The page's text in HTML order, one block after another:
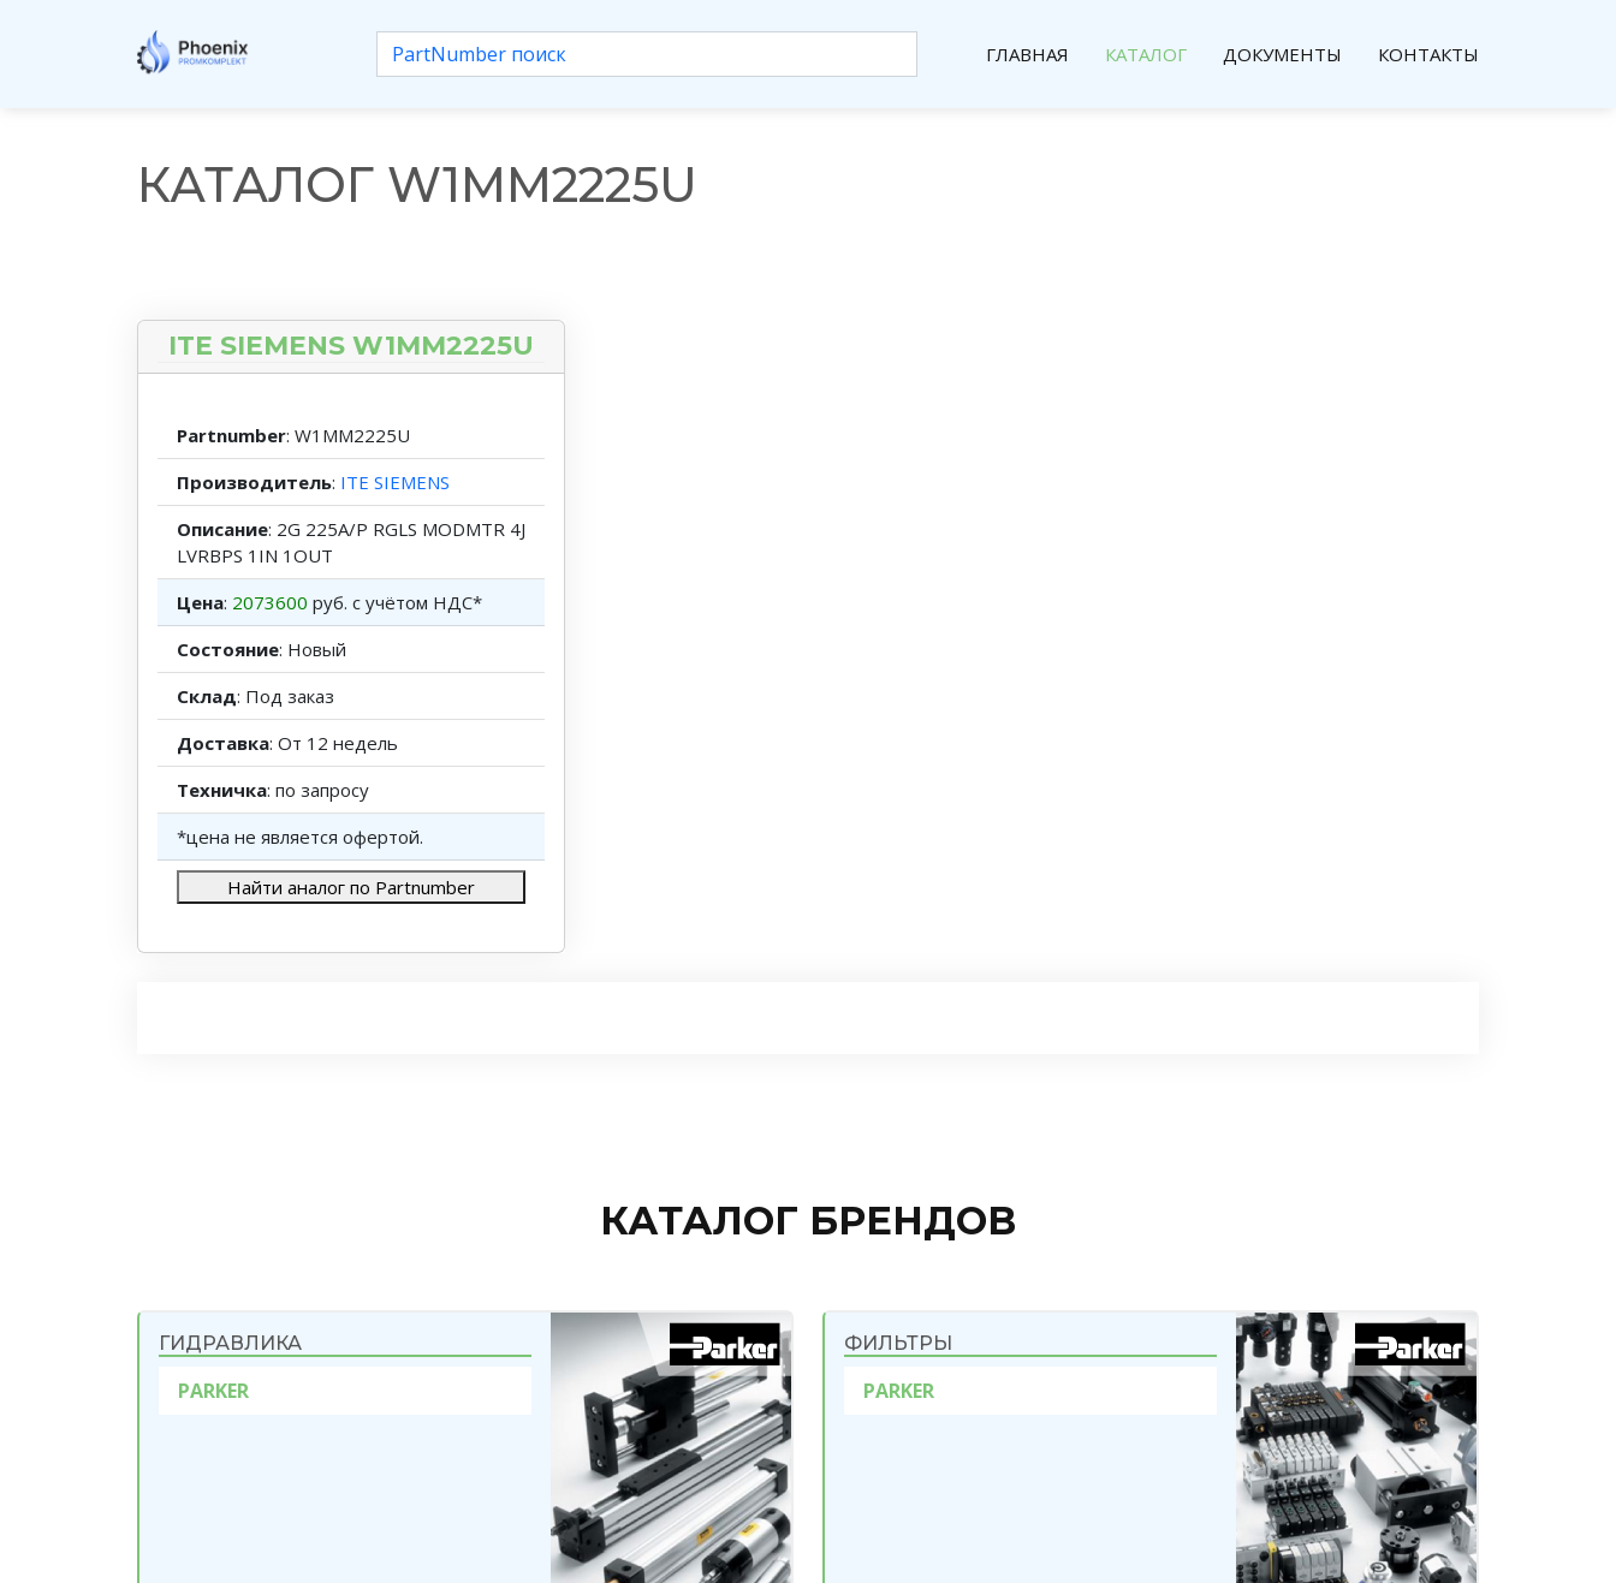
ГЛАВНАЯ КАТАЛОГ ДОКУМЕНТЫ КОНТАКТЫ
КАТАЛОГ W1MM2225U
ITE SIEMENS W1MM2225U
Partnumber: W1MM2225U
Производитель: ITE SIEMENS
Описание: 2G 225A/P RGLS MODMTR 4J
LVRBPS 1IN 1OUT
Цена: 2073600 руб. с учётом НДС*
Состояние: Новый
Склад: Под заказ
Доставка: От 12 недель
Техничка: по запросу
*цена не является офертой.
Найти аналог по Partnumber
КАТАЛОГ БРЕНДОВ
ГИДРАВЛИКА
PARKER
ФИЛЬТРЫ
PARKER